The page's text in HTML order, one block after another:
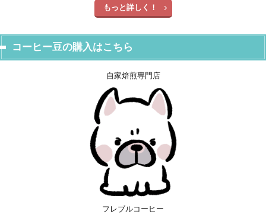
もっと詳しく！
コーヒー豆の購入はこちら
自家焙煎専門店
フレブルコーヒー